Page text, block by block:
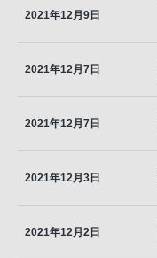
2021年12月9日
2021年12月7日
2021年12月7日
2021年12月3日
2021年12月2日